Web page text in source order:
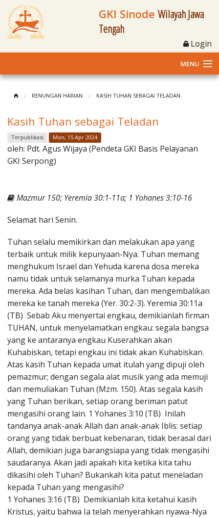
GKI Sinode Wilayah Jawa
Tengah
Login
MENU
Klasis dan Jemaat
Berita Kegiatan
Materi
RENUNGAN HARIAN KASIH TUHAN SEBAGAI TELADAN
Kasih Tuhan sebagai Teladan
Terpublikasi Mon, 15 Apr 2024
oleh: Pdt. Agus Wijaya (Pendeta GKI Basis Pelayanan
GKI Serpong)
Mazmur 150; Yeremia 30:1-11a; 1 Yohanes 3:10-16
Selamat hari Senin.
Tuhan selalu memikirkan dan melakukan apa yang
terbaik untuk milik kepunyaan-Nya. Tuhan memang
menghukum Israel dan Yehuda karena dosa mereka
namu tidak untuk selamanya murka Tuhan kepada
mereka. Ada belas kasihan Tuhan, dan mengembalikan
mereka ke tanah mereka (Yer. 30:2-3). Yeremia 30:11a
(TB) Sebab Aku menyertai engkau, demikianlah firman
TUHAN, untuk menyelamatkan engkau: segala bangsa
yang ke antaranya engkau Kuserahkan akan
Kuhabiskan, tetapi engkau ini tidak akan Kuhabiskan.
Atas kasih Tuhan kepada umat itulah yang dipuji oleh
pemazmur; dengan segala alat musik yang ada memuji
dan memuliakan Tuhan (Mzm. 150). Atas segala kasih
yang Tuhan berikan, setiap orang beriman patut
mengasihi orang lain. 1 Yohanes 3:10 (TB) Inilah
tandanya anak-anak Allah dan anak-anak Iblis: setiap
orang yang tidak berbuat kebenaran, tidak berasal dari
Allah, demikian juga barangsiapa yang tidak mengasihi
saudaranya. Akan jadi apakah kita ketika kita tahu
dikasihi oleh Tuhan? Bukankah kita patut meneladan
kepada Tuhan yang mengasihi?
1 Yohanes 3:16 (TB) Demikianlah kita ketahui kasih
Kristus, yaitu bahwa Ia telah menyerahkan nyawa-Nya